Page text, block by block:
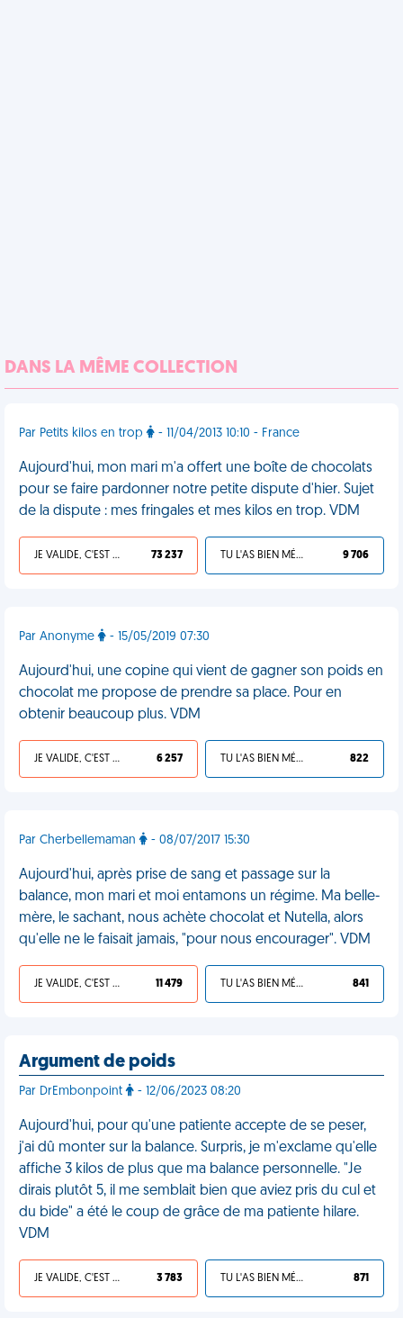
DANS LA MÊME COLLECTION
Par Petits kilos en trop - 11/04/2013 10:10 - France
Aujourd'hui, mon mari m'a offert une boîte de chocolats
pour se faire pardonner notre petite dispute d'hier. Sujet
de la dispute : mes fringales et mes kilos en trop. VDM
JE VALIDE, C'EST UNE VDM 73 237 TU L'AS BIEN MÉRITÉ 9 706
Par Anonyme - 15/05/2019 07:30
Aujourd'hui, une copine qui vient de gagner son poids en
chocolat me propose de prendre sa place. Pour en
obtenir beaucoup plus. VDM
JE VALIDE, C'EST UNE VDM 6 257 TU L'AS BIEN MÉRITÉ 822
Par Cherbellemaman - 08/07/2017 15:30
Aujourd'hui, après prise de sang et passage sur la
balance, mon mari et moi entamons un régime. Ma belle-
mère, le sachant, nous achète chocolat et Nutella, alors
qu'elle ne le faisait jamais, "pour nous encourager". VDM
JE VALIDE, C'EST UNE VDM 11 479 TU L'AS BIEN MÉRITÉ 841
Argument de poids
Par DrEmbonpoint - 12/06/2023 08:20
Aujourd'hui, pour qu'une patiente accepte de se peser,
j'ai dû monter sur la balance. Surpris, je m'exclame qu'elle
affiche 3 kilos de plus que ma balance personnelle. "Je
dirais plutôt 5, il me semblait bien que aviez pris du cul et
du bide" a été le coup de grâce de ma patiente hilare.
VDM
JE VALIDE, C'EST UNE VDM 3 783 TU L'AS BIEN MÉRITÉ 871